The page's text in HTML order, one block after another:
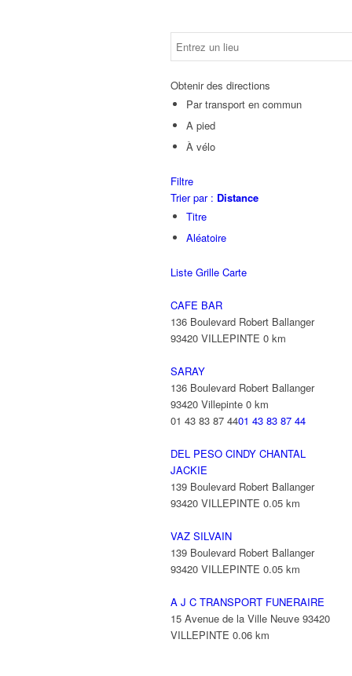
Obtenir des directions
Par transport en commun
A pied
À vélo
Filtre
Trier par : Distance
Titre
Aléatoire
Liste Grille Carte
CAFE BAR
136 Boulevard Robert Ballanger
93420 VILLEPINTE 0 km
SARAY
136 Boulevard Robert Ballanger
93420 Villepinte 0 km
01 43 83 87 4401 43 83 87 44
DEL PESO CINDY CHANTAL
JACKIE
139 Boulevard Robert Ballanger
93420 VILLEPINTE 0.05 km
VAZ SILVAIN
139 Boulevard Robert Ballanger
93420 VILLEPINTE 0.05 km
A J C TRANSPORT FUNERAIRE
15 Avenue de la Ville Neuve 93420
VILLEPINTE 0.06 km